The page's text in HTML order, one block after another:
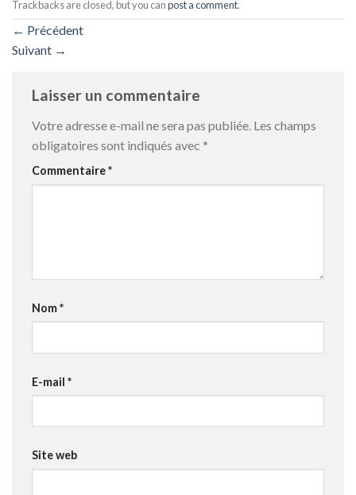
Trackbacks are closed, but you canpost a comment.
← Précédent
Suivant →
Laisser un commentaire
Votre adresse e-mail ne sera pas publiée. Les champs
obligatoires sont indiqués avec *
Commentaire*
Nom*
E-mail *
Site web